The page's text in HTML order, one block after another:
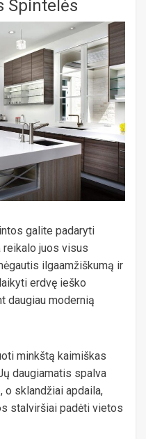
Spintelės
galite padaryti
reikalo juos visus
ilgaamžiškumą ir
erdvę ieško
daugiau modernią
minkštą kaimiškas
daugiamatis spalva
o sklandžiai apdaila,
stalviršiai padėti vietos